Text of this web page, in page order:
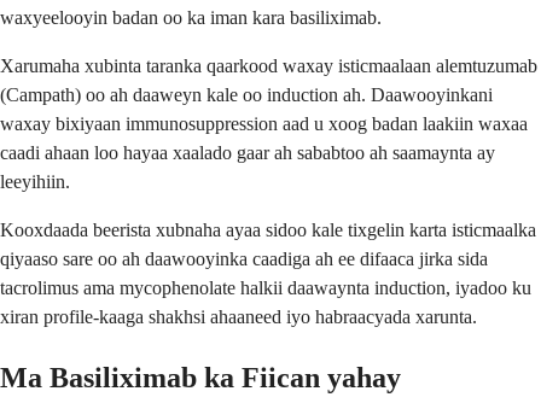
waxyeelooyin badan oo ka iman kara basiliximab.
Xarumaha xubinta taranka qaarkood waxay isticmaalaan alemtuzumab
(Campath) oo ah daaweyn kale oo induction ah. Daawooyinkani
waxay bixiyaan immunosuppression aad u xoog badan laakiin waxaa
caadi ahaan loo hayaa xaalado gaar ah sababtoo ah saamaynta ay
leeyihiin.
Kooxdaada beerista xubnaha ayaa sidoo kale tixgelin karta isticmaalka
qiyaaso sare oo ah daawooyinka caadiga ah ee difaaca jirka sida
tacrolimus ama mycophenolate halkii daawaynta induction, iyadoo ku
xiran profile-kaaga shakhsi ahaaneed iyo habraacyada xarunta.
Ma Basiliximab ka Fiican yahay